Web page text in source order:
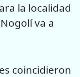
la localidad
va a
coincidieron